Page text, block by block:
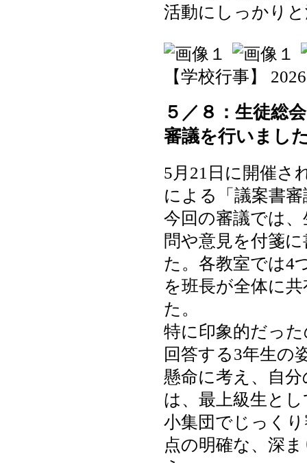
活動にしっかり
【学校行事】
５／８：生徒総
審議を行いまし
5月21日に開催さ
による「議案書
今回の審議では
問や意見を付箋
た。各教室では4
を班長が全体に
た。
特に印象的だっ
回答する3年生の
懸命に考え、自
は、最上級生と
小集団でじっく
点の明確な、深